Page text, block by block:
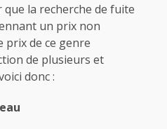
la recherche de fuite
un prix non
prix de ce genre
de plusieurs et
donc :